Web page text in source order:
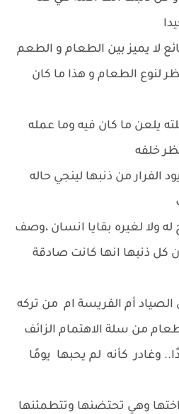
لا يميز بين الطعام و الطعم
لنوع الطعام و هذا ما كان
يلعن ما كان فيه وما عمله
خلفه
الفرار من ذنبها لينجي حاله
ولا لغيره بقايا انسان ،وصف
كل ذنبها انها كانت صادقة
أم الفريسة ام من تركه
من سلة الاهتمام الزائف
وغادر كأنه لم يحبها يومًا
وهي تحتضنها وتتطمئنها